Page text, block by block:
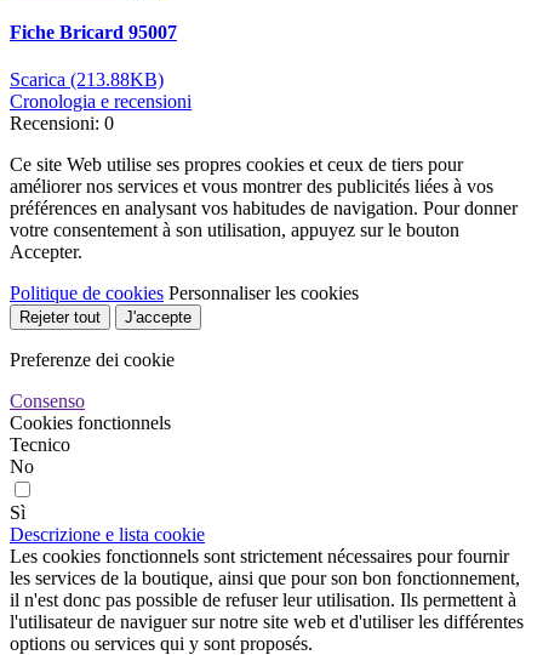
Fiche Bricard 95007
Scarica (213.88KB)
Cronologia e recensioni
Recensioni: 0
Ce site Web utilise ses propres cookies et ceux de tiers pour
améliorer nos services et vous montrer des publicités liées à vos
préférences en analysant vos habitudes de navigation. Pour donner
votre consentement à son utilisation, appuyez sur le bouton
Accepter.
Politique de cookies Personnaliser les cookies
Rejeter tout J'accepte
Preferenze dei cookie
Consenso
Cookies fonctionnels
Tecnico
No
Sì
Descrizione e lista cookie
Les cookies fonctionnels sont strictement nécessaires pour fournir
les services de la boutique, ainsi que pour son bon fonctionnement,
il n'est donc pas possible de refuser leur utilisation. Ils permettent à
l'utilisateur de naviguer sur notre site web et d'utiliser les différentes
options ou services qui y sont proposés.